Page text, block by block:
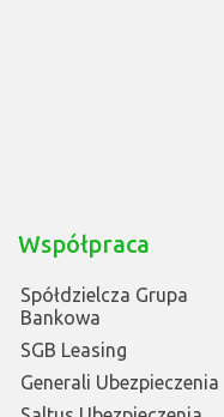
Współpraca
Spółdzielcza Grupa
Bankowa
SGB Leasing
Generali Ubezpieczenia